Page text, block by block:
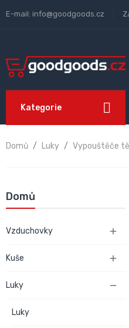
E-mail: info@goodgoods.cz
Kategorie
Domů Luky Vypouštěče
Domů
Vzduchovky 
Kuše 
Luky 
Luky